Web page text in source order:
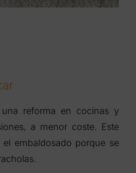
reforma en cocinas y
a menor coste. Este
embaldosado porque se